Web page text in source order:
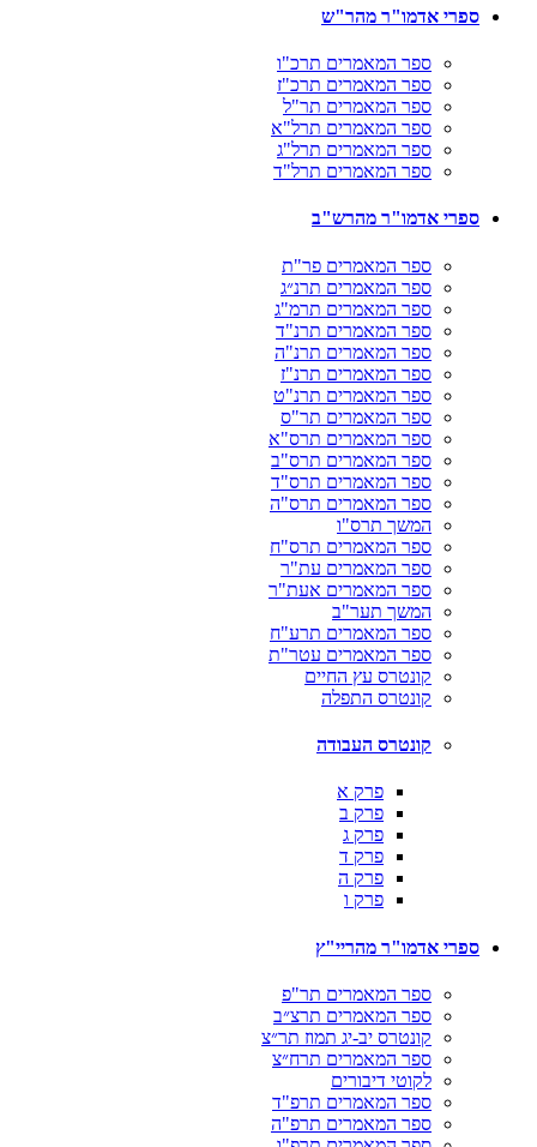
ספרי אדמו"ר מהר"ש
ספר המאמרים תרכ"ו
ספר המאמרים תרכ"ז
ספר המאמרים תר"ל
ספר המאמרים תרל"א
ספר המאמרים תרל"ג
ספר המאמרים תרל"ד
ספרי אדמו"ר מהרש"ב
ספר המאמרים פר"ת
ספר המאמרים תרנ״ג
ספר המאמרים תרמ"ג
ספר המאמרים תרנ"ד
ספר המאמרים תרנ"ה
ספר המאמרים תרנ"ז
ספר המאמרים תרנ"ט
ספר המאמרים תר"ס
ספר המאמרים תרס"א
ספר המאמרים תרס"ב
ספר המאמרים תרס"ד
ספר המאמרים תרס"ה
המשך תרס"ו
ספר המאמרים תרס"ח
ספר המאמרים עת"ר
ספר המאמרים אעת"ר
המשך תער"ב
ספר המאמרים תרע"ח
ספר המאמרים עטר"ת
קונטרס עץ החיים
קונטרס התפלה
קונטרס העבודה
פרק א
פרק ב
פרק ג
פרק ד
פרק ה
פרק ו
ספרי אדמו"ר מהריי"ץ
ספר המאמרים תר"פ
ספר המאמרים תרצ״ב
קונטרס יב-יג תמוז תר״צ
ספר המאמרים תרח״צ
לקוטי דיבורים
ספר המאמרים תרפ"ד
ספר המאמרים תרפ"ה